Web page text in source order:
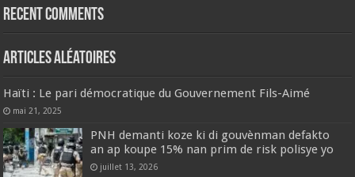
Recent Comments
Articles aléatoires
Haïti : Le pari démocratique du Gouvernement Fils-Aimé
mai 21, 2025
PNH demanti koze ki di gouvènman defakto
an ap koupe 15% nan prim de risk polisye yo
juillet 13, 2026